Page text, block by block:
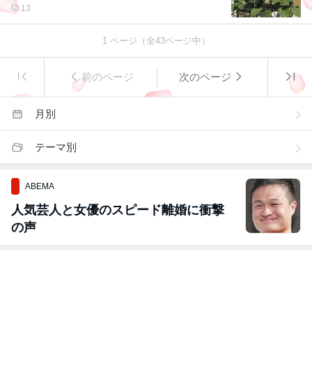
13
1ページ（全43ページ中）
前のページ 次のページ
月別
テーマ別
ABEMA
人気芸人と女優のスピード離婚に衝撃
の声